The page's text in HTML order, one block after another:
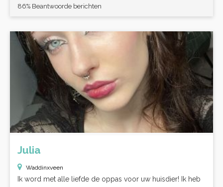
86% Beantwoorde berichten
Julia
Waddinxveen
Ik word met alle liefde de oppas voor uw huisdier! Ik heb